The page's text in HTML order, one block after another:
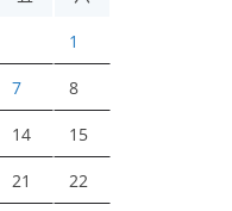
1
7 8
14 15
21 22